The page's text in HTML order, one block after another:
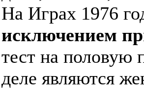
На Играх 1976
исключением
тест на половую
деле являются